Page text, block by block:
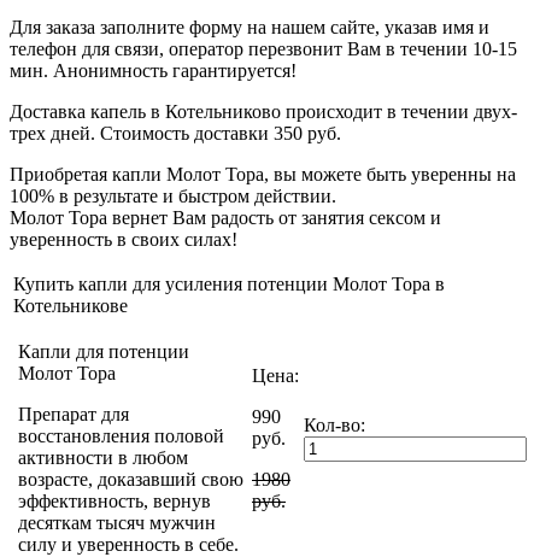
Для заказа заполните форму на нашем сайте, указав имя и
телефон для связи, оператор перезвонит Вам в течении 10-15
мин. Анонимность гарантируется!
Доставка капель в Котельниково происходит в течении двух-
трех дней. Стоимость доставки 350 руб.
Приобретая капли Молот Тора, вы можете быть уверенны на
100% в результате и быстром действии.
Молот Тора вернет Вам радость от занятия сексом и
уверенность в своих силах!
Купить капли для усиления потенции Молот Тора в
Котельникове
Капли для потенции
Молот Тора
Препарат для
восстановления половой
активности в любом
возрасте, доказавший свою
эффективность, вернув
десяткам тысяч мужчин
силу и уверенность в себе.
Цена:
990
руб.
1980
руб.
Кол-во: